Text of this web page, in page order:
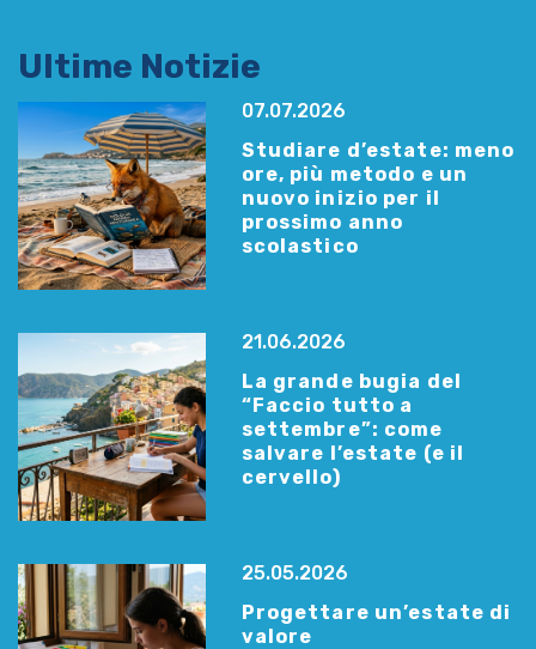
Ultime Notizie
07.07.2026
Studiare d’estate: meno
ore, più metodo e un
nuovo inizio per il
prossimo anno
scolastico
21.06.2026
La grande bugia del
“Faccio tutto a
settembre”: come
salvare l’estate (e il
cervello)
25.05.2026
Progettare un’estate di
valore